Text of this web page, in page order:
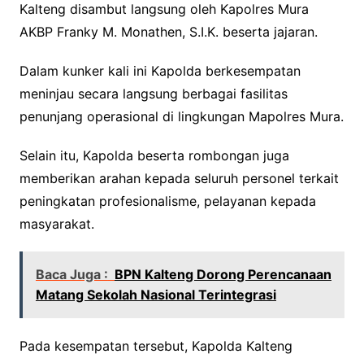
Kalteng disambut langsung oleh Kapolres Mura
AKBP Franky M. Monathen, S.I.K. beserta jajaran.
Dalam kunker kali ini Kapolda berkesempatan
meninjau secara langsung berbagai fasilitas
penunjang operasional di lingkungan Mapolres Mura.
Selain itu, Kapolda beserta rombongan juga
memberikan arahan kepada seluruh personel terkait
peningkatan profesionalisme, pelayanan kepada
masyarakat.
Baca Juga : BPN Kalteng Dorong Perencanaan
Matang Sekolah Nasional Terintegrasi
Pada kesempatan tersebut, Kapolda Kalteng